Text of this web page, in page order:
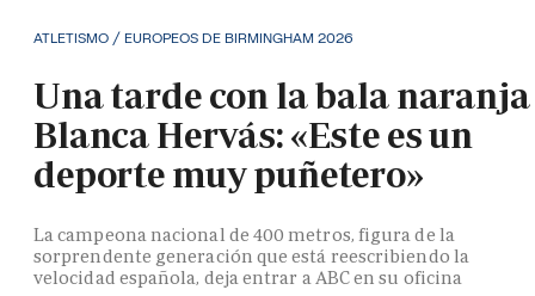
ATLETISMO / EUROPEOS DE BIRMINGHAM 2026
Una tarde con la bala naranja
Blanca Hervás: «Este es un
deporte muy puñetero»
La campeona nacional de 400 metros, figura de la
sorprendente generación que está reescribiendo la
velocidad española, deja entrar a ABC en su oficina